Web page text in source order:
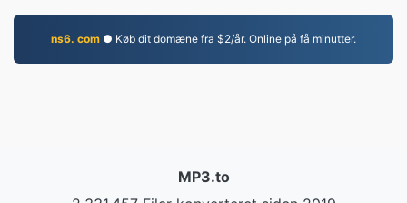
ns6. com ● Køb dit domæne fra $2/år. Online på få minutter.
MP3.to